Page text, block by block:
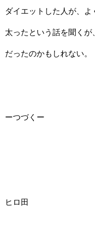
ダイエットした人が、よ
太ったという話を聞くが
だったのかもしれない。
ーつづくー
ヒロ田